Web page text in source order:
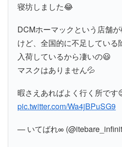
寝坊しました😂
DCMホーマックという店舗
けど、全国的に不足している
入荷しているから凄いの😃
マスクはありません💦
暇さえあればよく行く所です
pic.twitter.com/Wa4jBPuSG9
— いてばれ∞